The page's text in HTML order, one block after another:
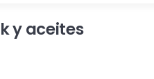
y aceites